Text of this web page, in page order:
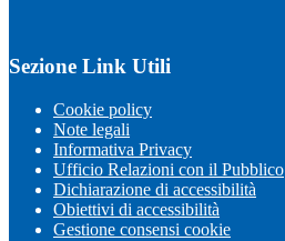
Sezione Link Utili
Cookie policy
Note legali
Informativa Privacy
Ufficio Relazioni con il Pubblico
Dichiarazione di accessibilità
Obiettivi di accessibilità
Gestione consensi cookie